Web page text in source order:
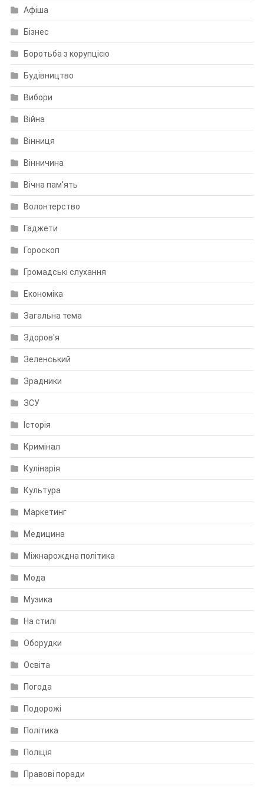
Афіша
Бізнес
Боротьба з корупцією
Будівництво
Вибори
Війна
Вінниця
Вінничина
Вічна пам'ять
Волонтерство
Гаджети
Гороскоп
Громадські слухання
Економіка
Загальна тема
Здоров'я
Зеленський
Зрадники
ЗСУ
Історія
Кримінал
Кулінарія
Культура
Маркетинг
Медицина
Міжнарождна політика
Мода
Музика
На стилі
Оборудки
Освіта
Погода
Подорожі
Політика
Поліція
Правові поради